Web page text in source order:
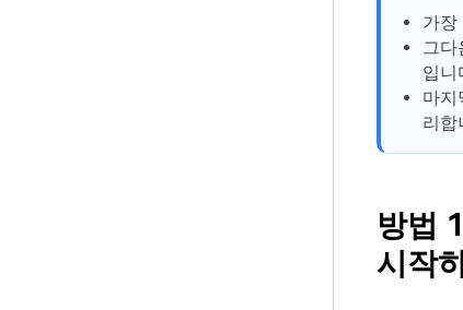
가장
그다
입니
마지
리합
방법
시작